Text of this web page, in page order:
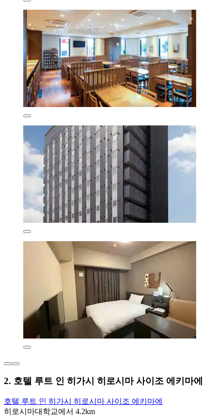
2. 호텔 루트 인 히가시 히로시마 사이조 에키마에
호텔 루트 인 히가시 히로시마 사이조 에키마에
히로시마대학교에서 4.2km